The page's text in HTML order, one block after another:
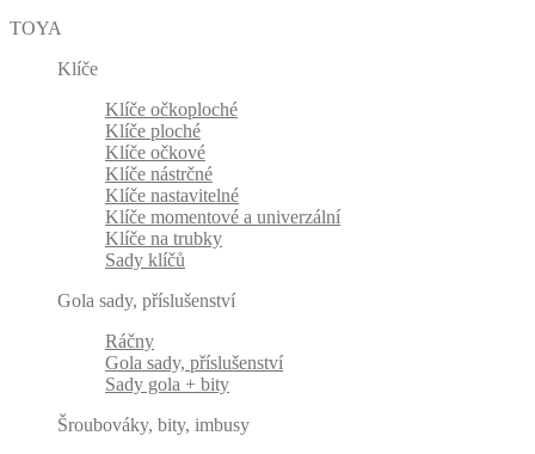
TOYA
Klíče
Klíče očkoploché
Klíče ploché
Klíče očkové
Klíče nástrčné
Klíče nastavitelné
Klíče momentové a univerzální
Klíče na trubky
Sady klíčů
Gola sady, příslušenství
Ráčny
Gola sady, příslušenství
Sady gola + bity
Šroubováky, bity, imbusy